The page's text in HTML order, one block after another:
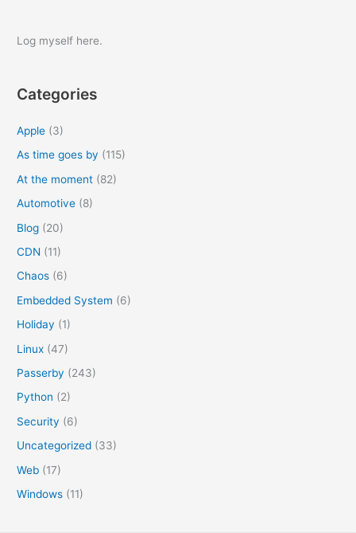
r
f
Log myself here.
Categories
Apple (3)
As time goes by (115)
At the moment (82)
Automotive (8)
Blog (20)
CDN (11)
Chaos (6)
Embedded System (6)
Holiday (1)
Linux (47)
Passerby (243)
Python (2)
Security (6)
Uncategorized (33)
Web (17)
Windows (11)